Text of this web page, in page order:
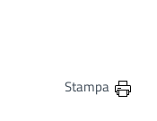
su Facebook
pagina su Twitter
pagina su Linkedin
questa pagina via
Stampa